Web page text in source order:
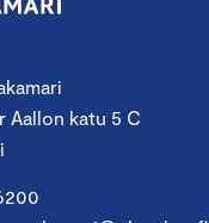
Aallon katu 5 C